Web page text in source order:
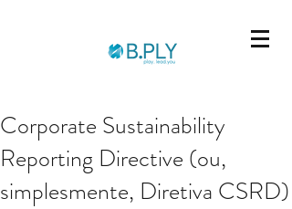
Corporate Sustainability
Reporting Directive (ou,
simplesmente, Diretiva CSRD)